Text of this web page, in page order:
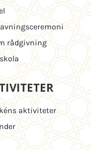
rådgivning
aktiviteter